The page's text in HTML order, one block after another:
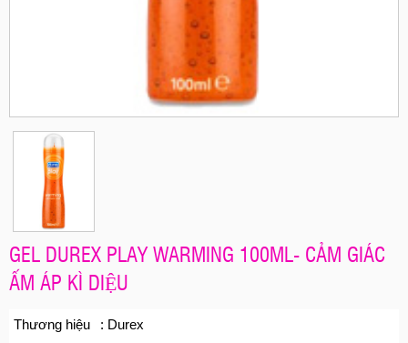
GEL DUREX PLAY WARMING 100ML- CẢM GIÁC
ẤM ÁP KÌ DIỆU
Thương hiệu : Durex